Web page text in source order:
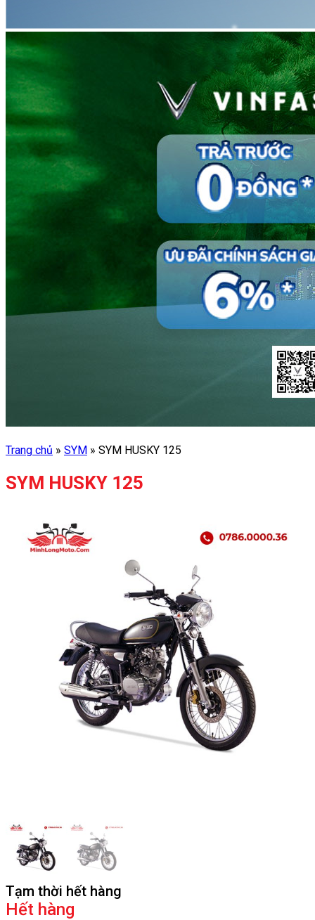
Trang chủ » SYM » SYM HUSKY 125
SYM HUSKY 125
Tạm thời hết hàng
Hết hàng